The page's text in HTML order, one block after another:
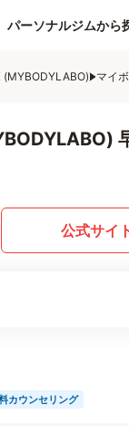
パーソナルジムから
(MYBODYLABO) マイ
公式サイ
カウンセリング